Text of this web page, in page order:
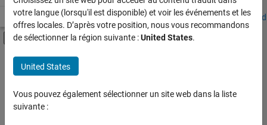
Accueil Explorer nos opportunités Adresses de nos bureaux
Activer/désactiver l'affichage du menu
Contenu principal
FILTRER PAR
Ingénierie de la qualité
Rédaction technique
votre langue (lorsqu'il est disponible) et voir les événements et les
offres locales. D’après votre position, nous vous recommandons
de sélectionner la région suivante :United States.
United States
Vous pouvez également sélectionner un site web dans la liste
suivante :